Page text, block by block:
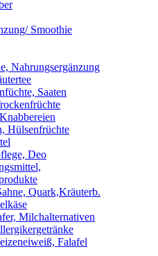
Smoothie
Nahrungsergänzung
Saaten
Hülsenfrüchte
Deo
Quark,Kräuterb.
Milchalternativen
Falafel